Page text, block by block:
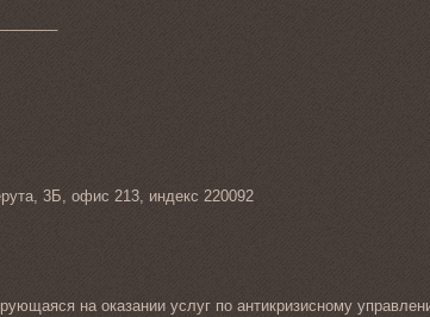
3Б, офис 213, индекс 220092
на оказании услуг по антикризисному